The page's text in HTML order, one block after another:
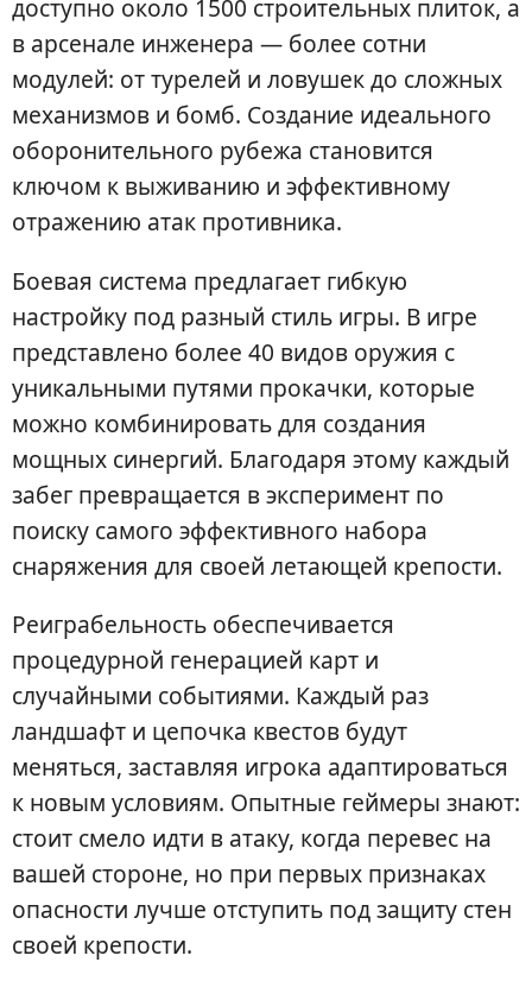
доступно около 1500 строительных плиток, а
в арсенале инженера — более сотни
модулей: от турелей и ловушек до сложных
механизмов и бомб. Создание идеального
оборонительного рубежа становится
ключом к выживанию и эффективному
отражению атак противника.
Боевая система предлагает гибкую
настройку под разный стиль игры. В игре
представлено более 40 видов оружия с
уникальными путями прокачки, которые
можно комбинировать для создания
мощных синергий. Благодаря этому каждый
забег превращается в эксперимент по
поиску самого эффективного набора
снаряжения для своей летающей крепости.
Реиграбельность обеспечивается
процедурной генерацией карт и
случайными событиями. Каждый раз
ландшафт и цепочка квестов будут
меняться, заставляя игрока адаптироваться
к новым условиям. Опытные геймеры знают:
стоит смело идти в атаку, когда перевес на
вашей стороне, но при первых признаках
опасности лучше отступить под защиту стен
своей крепости.